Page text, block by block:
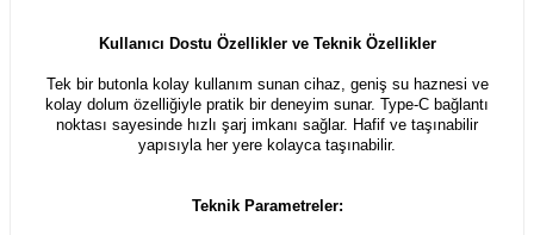
Kullanıcı Dostu Özellikler ve Teknik Özellikler
Tek bir butonla kolay kullanım sunan cihaz, geniş su haznesi ve
kolay dolum özelliğiyle pratik bir deneyim sunar. Type-C bağlantı
noktası sayesinde hızlı şarj imkanı sağlar. Hafif ve taşınabilir
yapısıyla her yere kolayca taşınabilir.
Teknik Parametreler: